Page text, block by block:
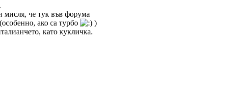
мисля, че тук във форума
ако са турбо
)
като кукличка.